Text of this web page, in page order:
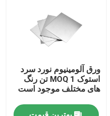
ورق آلومینیوم نورد سرد
استوک MOQ 1 تن رنگ
های مختلف موجود است